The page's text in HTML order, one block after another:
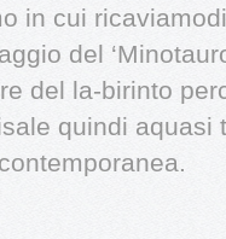
in cui
del
del la-birinto
quindi